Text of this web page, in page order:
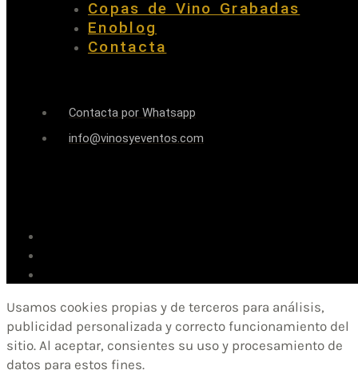
Copas de Vino Grabadas
Enoblog
Contacta
Contacta por Whatsapp
info@vinosyeventos.com
Usamos cookies propias y de terceros para análisis,
publicidad personalizada y correcto funcionamiento del
sitio. Al aceptar, consientes su uso y procesamiento de
datos para estos fines.